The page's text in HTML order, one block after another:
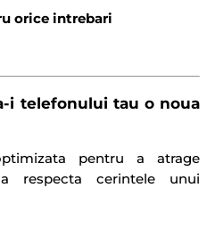
orice intrebari
i telefonului tau o noua
pentru a atrage
respecta cerintele unui